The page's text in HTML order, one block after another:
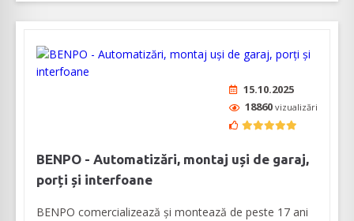
15.10.2025
18860 vizualizări
BENPO - Automatizări, montaj uși de garaj,
porți și interfoane
BENPO comercializează și montează de peste 17 ani